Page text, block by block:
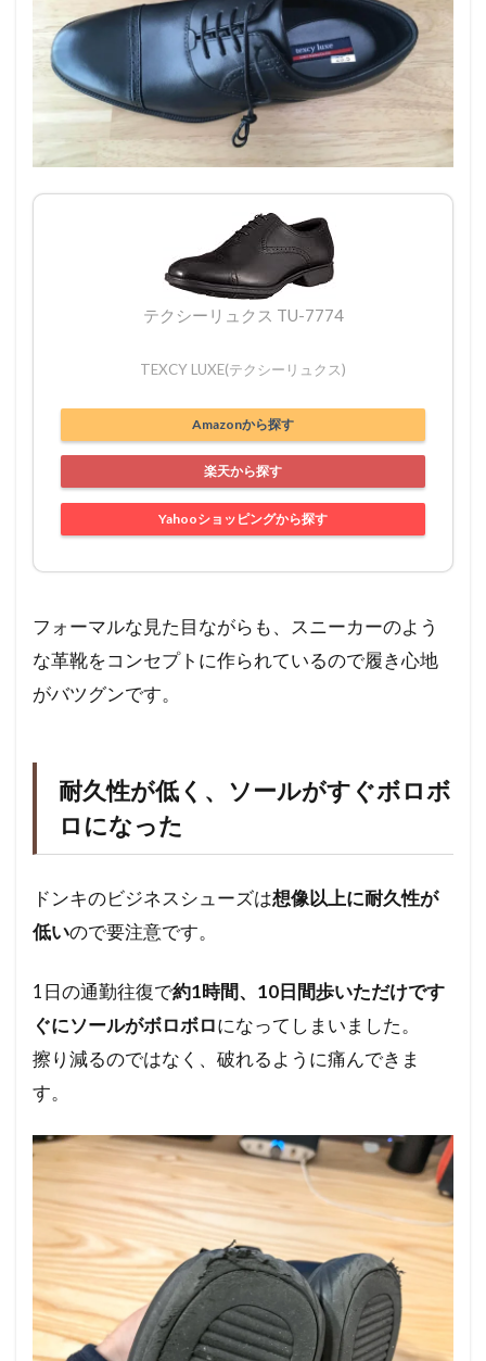
テクシーリュクス TU-7774
TEXCY LUXE(テクシーリュクス)
Amazonから探す
楽天から探す
Yahooショッピングから探す
フォーマルな見た目ながらも、スニーカーのよう
な革靴をコンセプトに作られているので履き心地
がバツグンです。
耐久性が低く、ソールがすぐボロボ
ロになった
ドンキのビジネスシューズは想像以上に耐久性が
低いので要注意です。
1日の通勤往復で約1時間、10日間歩いただけです
ぐにソールがボロボロになってしまいました。
擦り減るのではなく、破れるように痛んできま
す。